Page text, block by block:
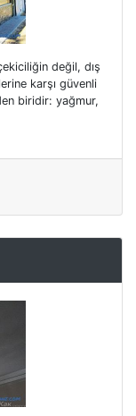
değil, dış
karşı güvenli
biridir: yağmur,